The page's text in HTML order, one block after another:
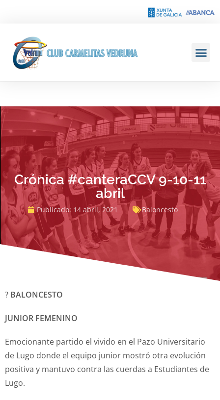
Crónica #canteraCCV 9-10-11
abril
Publicado: 14 abril, 2021 Baloncesto
? BALONCESTO
JUNIOR FEMENINO
Emocionante partido el vivido en el Pazo Universitario
de Lugo donde el equipo junior mostró otra evolución
positiva y mantuvo contra las cuerdas a Estudiantes de
Lugo.